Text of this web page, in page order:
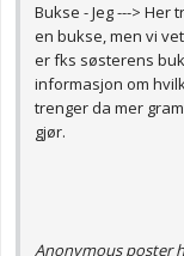
Bukse - Jeg --->
en bukse, men vi
er fks søsterens
informasjon om
trenger da mer
gjør.
Anonymous poster